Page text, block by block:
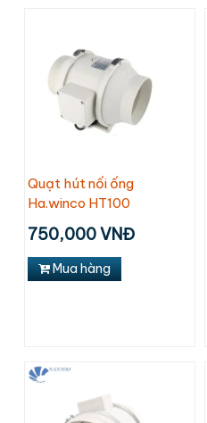
Quạt hút nối ống
Ha.winco HT100
750,000 VNĐ
Mua hàng